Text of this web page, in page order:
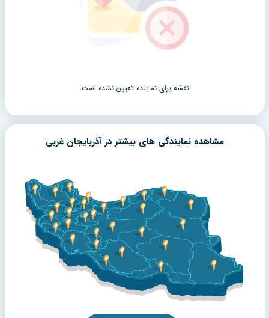
نقشه برای نماینده تعیین نشده است.
مشاهده نمایندگی های بیشتر درآذربایجان غربی